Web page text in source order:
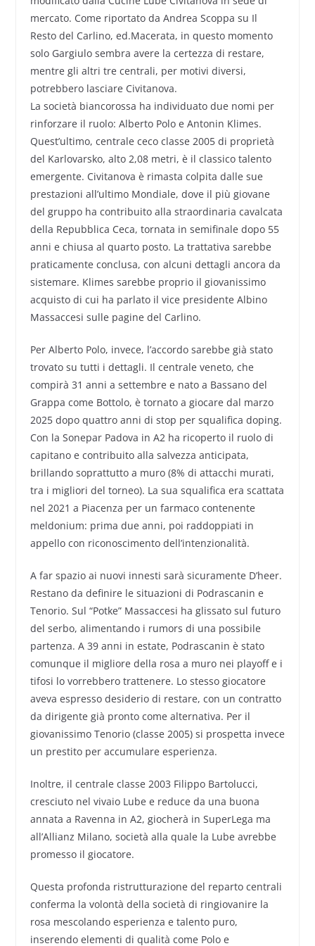
mercato. Come riportato da Andrea Scoppa su Il
Resto del Carlino, ed.Macerata, in questo momento
solo Gargiulo sembra avere la certezza di restare,
mentre gli altri tre centrali, per motivi diversi,
potrebbero lasciare Civitanova.
La società biancorossa ha individuato due nomi per
rinforzare il ruolo: Alberto Polo e Antonin Klimes.
Quest’ultimo, centrale ceco classe 2005 di proprietà
del Karlovarsko, alto 2,08 metri, è il classico talento
emergente. Civitanova è rimasta colpita dalle sue
prestazioni all’ultimo Mondiale, dove il più giovane
del gruppo ha contribuito alla straordinaria cavalcata
della Repubblica Ceca, tornata in semifinale dopo 55
anni e chiusa al quarto posto. La trattativa sarebbe
praticamente conclusa, con alcuni dettagli ancora da
sistemare. Klimes sarebbe proprio il giovanissimo
acquisto di cui ha parlato il vice presidente Albino
Massaccesi sulle pagine del Carlino.
Per Alberto Polo, invece, l’accordo sarebbe già stato
trovato su tutti i dettagli. Il centrale veneto, che
compirà 31 anni a settembre e nato a Bassano del
Grappa come Bottolo, è tornato a giocare dal marzo
2025 dopo quattro anni di stop per squalifica doping.
Con la Sonepar Padova in A2 ha ricoperto il ruolo di
capitano e contribuito alla salvezza anticipata,
brillando soprattutto a muro (8% di attacchi murati,
tra i migliori del torneo). La sua squalifica era scattata
nel 2021 a Piacenza per un farmaco contenente
meldonium: prima due anni, poi raddoppiati in
appello con riconoscimento dell’intenzionalità.
A far spazio ai nuovi innesti sarà sicuramente D’heer.
Restano da definire le situazioni di Podrascanin e
Tenorio. Sul “Potke” Massaccesi ha glissato sul futuro
del serbo, alimentando i rumors di una possibile
partenza. A 39 anni in estate, Podrascanin è stato
comunque il migliore della rosa a muro nei playoff e i
tifosi lo vorrebbero trattenere. Lo stesso giocatore
aveva espresso desiderio di restare, con un contratto
da dirigente già pronto come alternativa. Per il
giovanissimo Tenorio (classe 2005) si prospetta invece
un prestito per accumulare esperienza.
Inoltre, il centrale classe 2003 Filippo Bartolucci,
cresciuto nel vivaio Lube e reduce da una buona
annata a Ravenna in A2, giocherà in SuperLega ma
all’Allianz Milano, società alla quale la Lube avrebbe
promesso il giocatore.
Questa profonda ristrutturazione del reparto centrali
conferma la volontà della società di ringiovanire la
rosa mescolando esperienza e talento puro,
inserendo elementi di qualità come Polo e